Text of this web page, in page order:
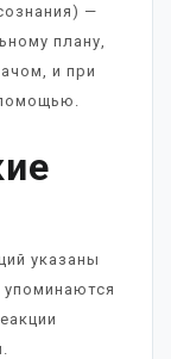
—
плану,
и при
указаны
упоминаются